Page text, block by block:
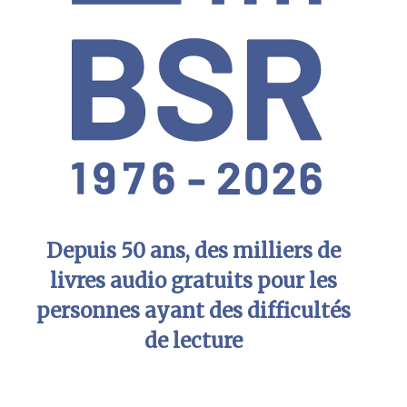
Depuis 50 ans, des milliers de
livres audio gratuits pour les
personnes ayant des difficultés
de lecture